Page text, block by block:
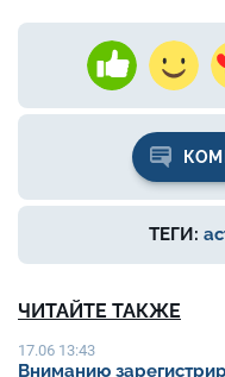
ТЕГИ:
ЧИТАЙТЕ ТАКЖЕ
17.06 13:43
Вниманию